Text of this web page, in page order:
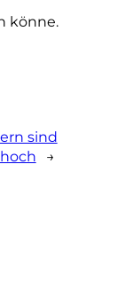
könne.
sind
→